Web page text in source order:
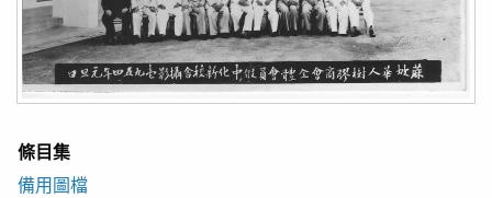
條目集
備用圖檔